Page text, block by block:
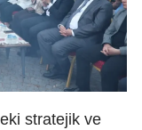
stratejik ve